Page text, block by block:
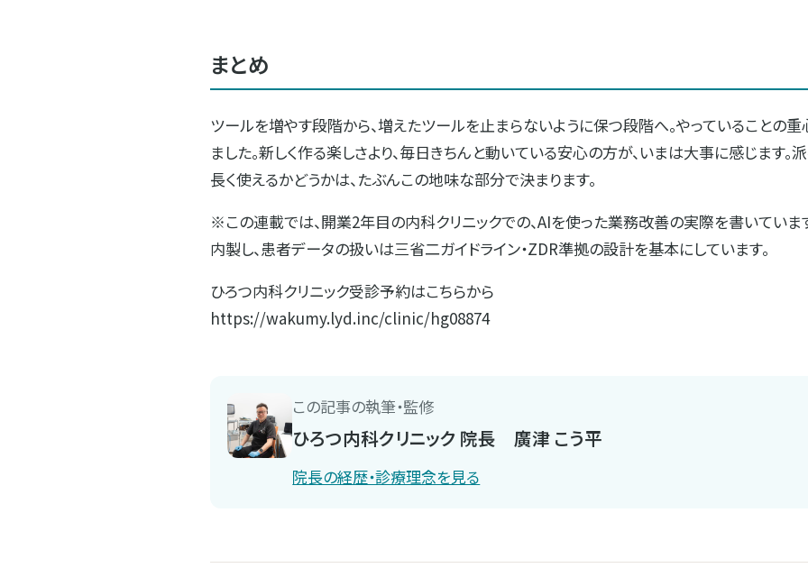
まとめ
ツールを増やす段階から、増えたツールを止まらないように保つ段階へ。やっていることの
ました。新しく作る楽しさより、毎日きちんと動いている安心の方が、いまは大事に感じます。
長く使えるかどうかは、たぶんこの地味な部分で決まります。
※この連載では、開業2年目の内科クリニックでの、AIを使った業務改善の実際を書いてい
内製し、患者データの扱いは三省二ガイドライン・ZDR準拠の設計を基本にしています。
ひろつ内科クリニック受診予約はこちらから
https://wakumy.lyd.inc/clinic/hg08874
この記事の執筆・監修
ひろつ内科クリニック 院長 廣津 こう平
院長の経歴・診療理念を見る